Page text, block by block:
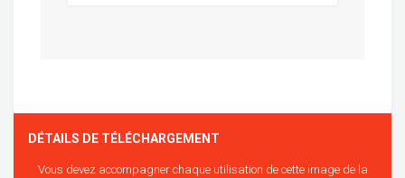
DÉTAILS DE TÉLÉCHARGEMENT
Vous devez accompagner chaque utilisation de cette image de la